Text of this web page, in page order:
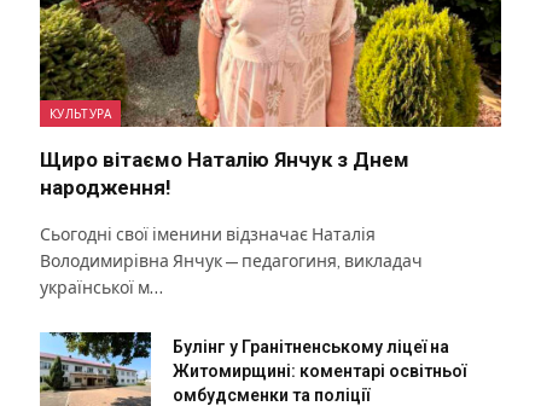
КУЛЬТУРА
Щиро вітаємо Наталію Янчук з Днем
народження!
Сьогодні свої іменини відзначає Наталія
Володимирівна Янчук — педагогиня, викладач
української м…
Булінг у Гранітненському ліцеї на
Житомирщині: коментарі освітньої
омбудсменки та поліції